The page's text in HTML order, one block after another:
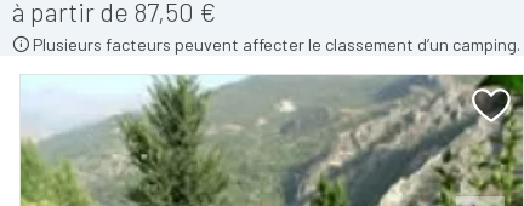
à partir de 87,50 €
Plusieurs facteurs peuvent affecter le classement d’un camping.